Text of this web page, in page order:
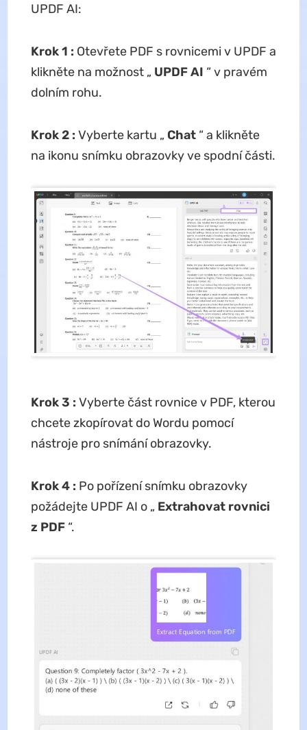
UPDF AI:
Krok 1 : Otevřete PDF s rovnicemi v UPDF a
klikněte na možnost „ UPDF AI “ v pravém
dolním rohu.
Krok 2 : Vyberte kartu „ Chat“ a klikněte
na ikonu snímku obrazovky ve spodní části.
Krok 3 : Vyberte část rovnice v PDF, kterou
chcete zkopírovat do Wordu pomocí
nástroje pro snímání obrazovky.
Krok 4 : Po pořízení snímku obrazovky
požádejte UPDF AI o „ Extrahovat rovnici
z PDF“.